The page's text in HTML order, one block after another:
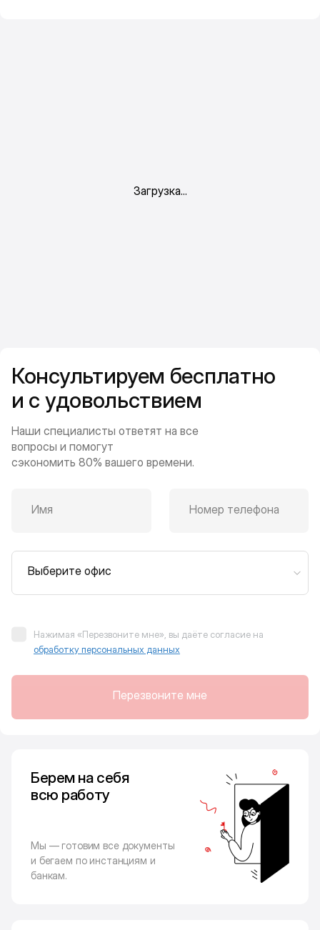
Консультируем бесплатно
и с удовольствием
Наши специалисты ответят на все
вопросы и помогут
сэкономить 80% вашего времени.
Имя Номер телефона
Выберите офис
Нажимая «Перезвоните мне», вы даёте согласие на
обработку персональных данных
Перезвоните мне
Берем на себя
всю работу
Мы — готовим все документы
и бегаем по инстанциям и
банкам.